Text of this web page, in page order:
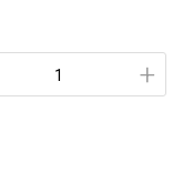
+